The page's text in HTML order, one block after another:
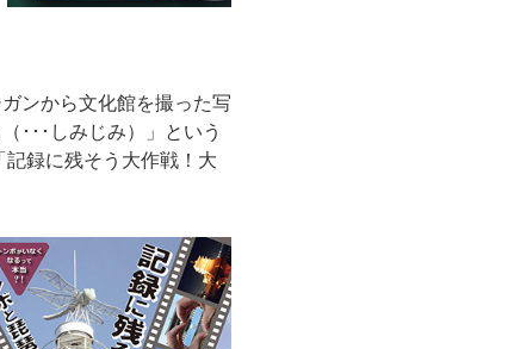
ンから文化館を撮った写
･･･しみじみ）」という
録に残そう大作戦！大